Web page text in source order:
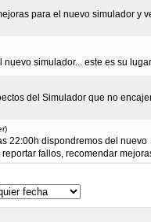
para el nuevo simulador y
simulador... este es su
del Simulador que no
22:00h dispondremos del nuevo
fallos, recomendar